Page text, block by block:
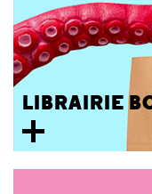
LIBRAIRIE